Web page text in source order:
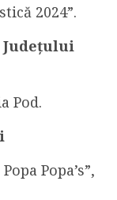
2024”.
Pod.
Popa’s”,